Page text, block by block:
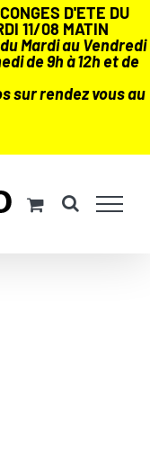
D'ETE DU
11/08 MATIN
Mardi au Vendredi
de 9h à 12h et de
sur rendez vous au